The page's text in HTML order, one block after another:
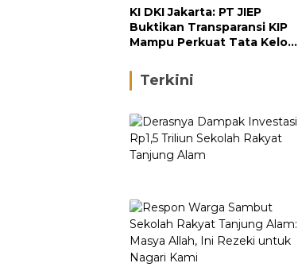
KI DKI Jakarta: PT JIEP
Buktikan Transparansi KIP
Mampu Perkuat Tata Kelola
Terkini